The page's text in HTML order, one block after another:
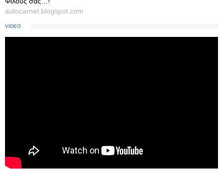
autocarnet.blogspot.com
VIDEO